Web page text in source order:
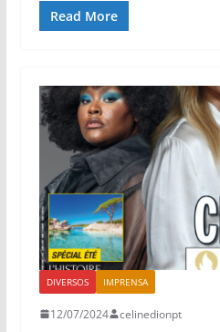
Read More
DIVERSOS IMPRENSA
12/07/2024 celinedionpt